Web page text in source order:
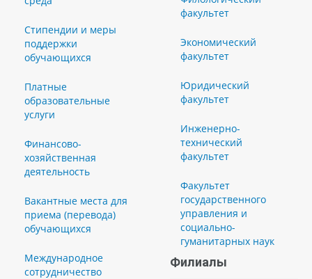
Стипендии и меры
поддержки
обучающихся
Платные
образовательные
услуги
Финансово-
хозяйственная
деятельность
Вакантные места для
приема (перевода)
обучающихся
Международное
сотрудничество
факультет
Экономический
факультет
Юридический
факультет
Инженерно-
технический
факультет
Факультет
государственного
управления и
социально-
гуманитарных наук
Филиалы